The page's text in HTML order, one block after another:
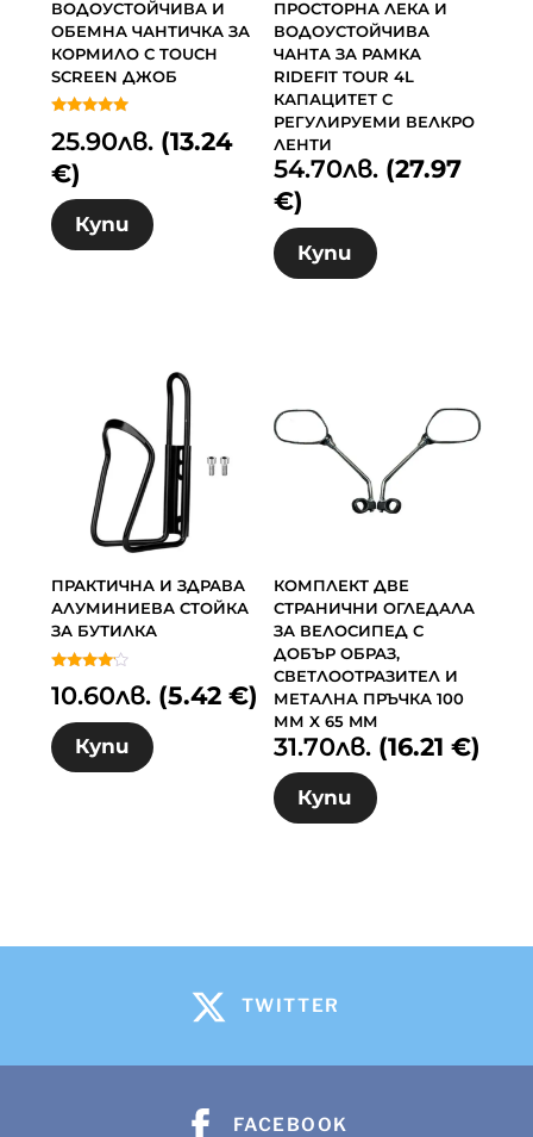
ВОДОУСТОЙЧИВА И
ОБЕМНА ЧАНТИЧКА ЗА
КОРМИЛО С TOUCH
SCREEN ДЖОБ
5.00
от 5
25.90лв. (13.24
€)
Купи
ПРОСТОРНА ЛЕКА И
ВОДОУСТОЙЧИВА
ЧАНТА ЗА РАМКА
RIDEFIT TOUR 4L
КАПАЦИТЕТ С
РЕГУЛИРУЕМИ ВЕЛКРО
ЛЕНТИ
54.70лв. (27.97
€)
Купи
ПРАКТИЧНА И ЗДРАВА
АЛУМИНИЕВА СТОЙКА
ЗА БУТИЛКА
с
4.00
от 5
10.60лв. (5.42 €)
Купи
КОМПЛЕКТ ДВЕ
СТРАНИЧНИ ОГЛЕДАЛА
ЗА ВЕЛОСИПЕД С
ДОБЪР ОБРАЗ,
СВЕТЛООТРАЗИТЕЛ И
МЕТАЛНА ПРЪЧКА 100
ММ X 65 MM
31.70лв. (16.21 €)
Купи
TWITTER
FACEBOOK